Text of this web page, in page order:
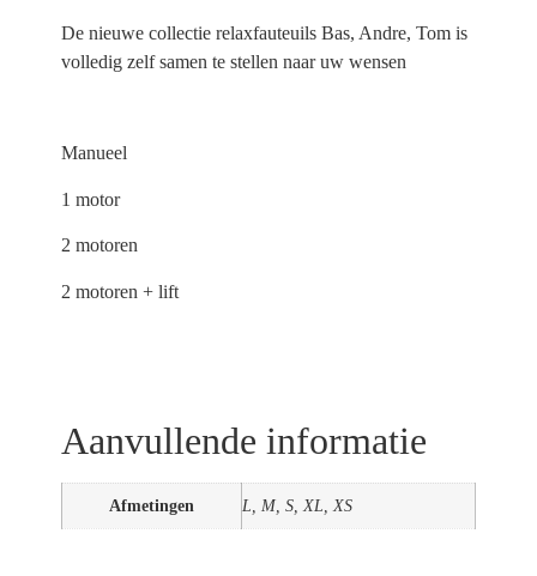
De nieuwe collectie relaxfauteuils Bas, Andre, Tom is
volledig zelf samen te stellen naar uw wensen
Manueel
1 motor
2 motoren
2 motoren + lift
Aanvullende informatie
Afmetingen L, M, S, XL, XS